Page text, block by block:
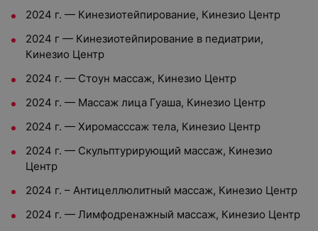
2024 г. — Кинезиотейпирование, Кинезио Центр
2024 г — Кинезиотейпирование в педиатрии,
Кинезио Центр
2024 г. — Стоун массаж, Кинезио Центр
2024 г. — Массаж лица Гуаша, Кинезио Центр
2024 г. — Хиромасссаж тела, Кинезио Центр
2024 г. — Скульптурирующий массаж, Кинезио
Центр
2024 г. – Антицеллюлитный массаж, Кинезио Центр
2024 г. — Лимфодренажный массаж, Кинезио Центр